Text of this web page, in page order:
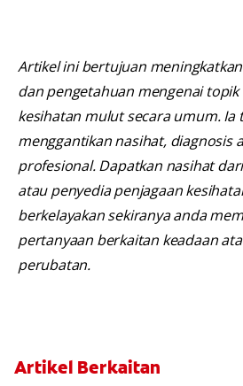
Artikel ini bertujuan
dan pengetahuan mengenai
kesihatan mulut secara umum. Ia
menggantikan nasihat, diagnosis
profesional. Dapatkan nasihat
atau penyedia penjagaan
berkelayakan sekiranya anda
pertanyaan berkaitan keadaan
perubatan.
Artikel Berkaitan